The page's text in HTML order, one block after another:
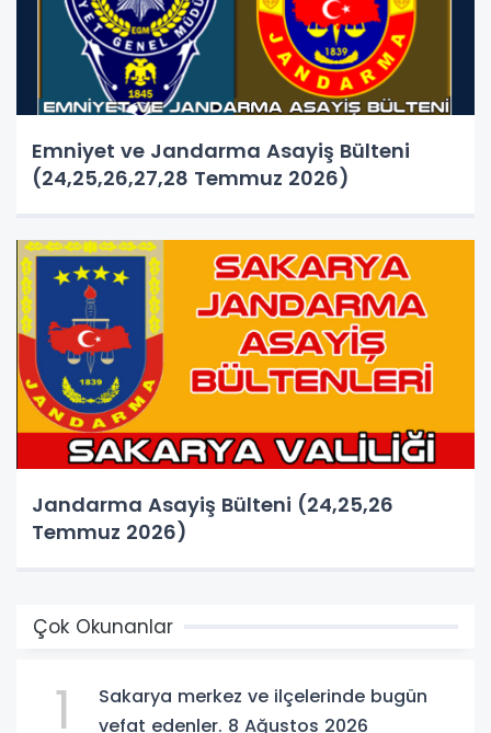
Emniyet ve Jandarma Asayiş Bülteni
(24,25,26,27,28 Temmuz 2026)
Jandarma Asayiş Bülteni (24,25,26
Temmuz 2026)
Çok Okunanlar
1
Sakarya merkez ve ilçelerinde bugün
vefat edenler. 8 Ağustos 2026